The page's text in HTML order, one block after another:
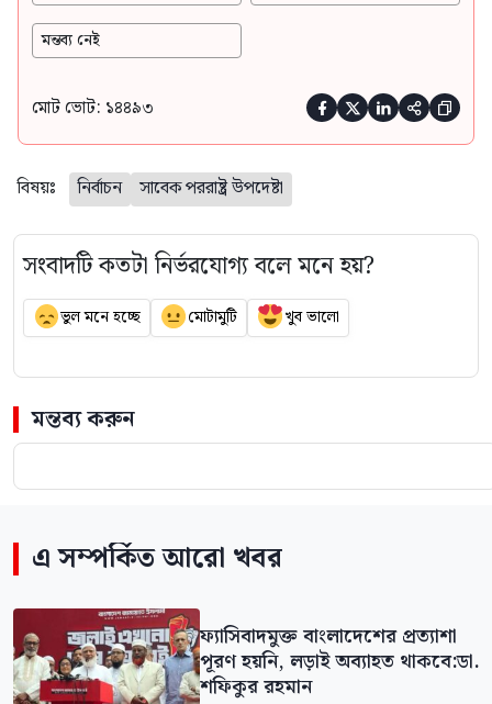
মন্তব্য নেই
মোট ভোট: ১৪৪৯৩     
বিষয়ঃ নির্বাচন সাবেক পররাষ্ট্র উপদেষ্টা
সংবাদটি কতটা নির্ভরযোগ্য বলে মনে হয়?
ভুল মনে হচ্ছে মোটামুটি খুব ভালো
মন্তব্য করুন
এ সম্পর্কিত আরো খবর
ফ্যাসিবাদমুক্ত বাংলাদেশের প্রত্যাশা
পূরণ হয়নি, লড়াই অব্যাহত থাকবে:ডা.
শফিকুর রহমান